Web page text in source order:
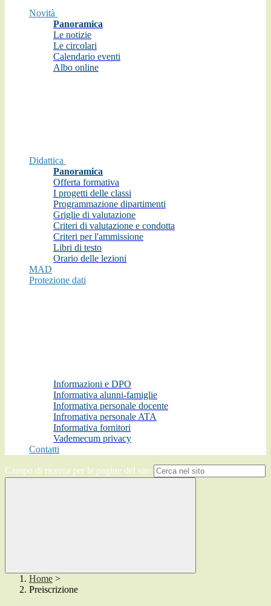
Novità
Panoramica
Le notizie
Le circolari
Calendario eventi
Albo online
Didattica
Panoramica
Offerta formativa
I progetti delle classi
Programmazione dipartimenti
Griglie di valutazione
Criteri di valutazione e condotta
Criteri per l'ammissione
Libri di testo
Orario delle lezioni
MAD
Protezione dati
Informazioni e DPO
Informativa alunni-famiglie
Informativa personale docente
Infromativa personale ATA
Informativa fornitori
Vademecum privacy
Contatti
Campo di ricerca per le pagine del sito
Home >
Preiscrizione